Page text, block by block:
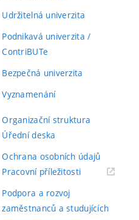
Udržitelná univerzita
Podnikavá univerzita /
ContriBUTe
Bezpečná univerzita
Vyznamenání
Organizační struktura
Úřední deska
Ochrana osobních údajů
Pracovní příležitosti(externí
Podpora a rozvoj
zaměstnanců a studujících